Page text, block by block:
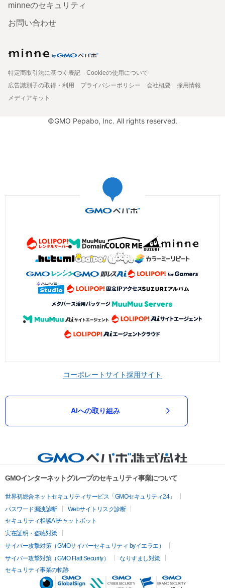
minneのセキュリティ
お問い合わせ
特定商取引法に基づく表記
Cookieの使用について
広告識別子の取得・利用
プライバシーポリシー 会社概要
採用情報
メディアキット
©GMO Pepabo, Inc. All rights reserved.
コーポレートサイト採用サイト
AIへの取り組み
GMOインターネットグループのセキュリティ事業について
世界初総合ネットセキュリティサービス「GMOセキュリティ24」
パスワード漏洩診断
Webサイトリスク診断
セキュリティ相談AIチャットボット
実在証明・盗聴対策
サイバー攻撃対策（GMOサイバーセキュリティ byイエラエ）
サイバー攻撃対策（GMO Flatt Security）
なりすまし対策
セキュリティ事業の軌跡